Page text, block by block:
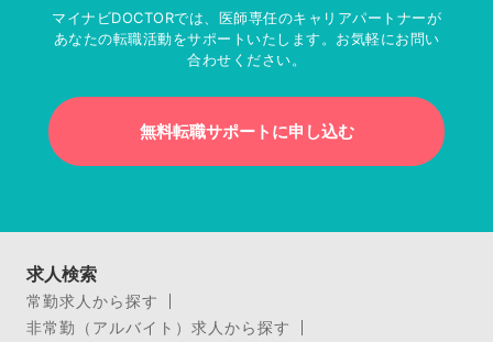
マイナビDOCTORでは、医師専任のキャリアパートナーが
あなたの転職活動をサポートいたします。お気軽にお問い
合わせください。
無料転職サポートに申し込む
求人検索
常勤求人から探す
非常勤（アルバイト）求人から探す